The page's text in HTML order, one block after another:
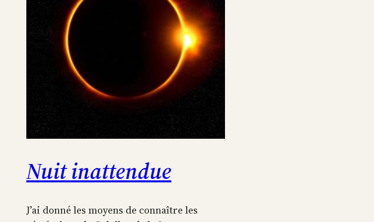
Nuit inattendue
J’ai donné les moyens de connaître les